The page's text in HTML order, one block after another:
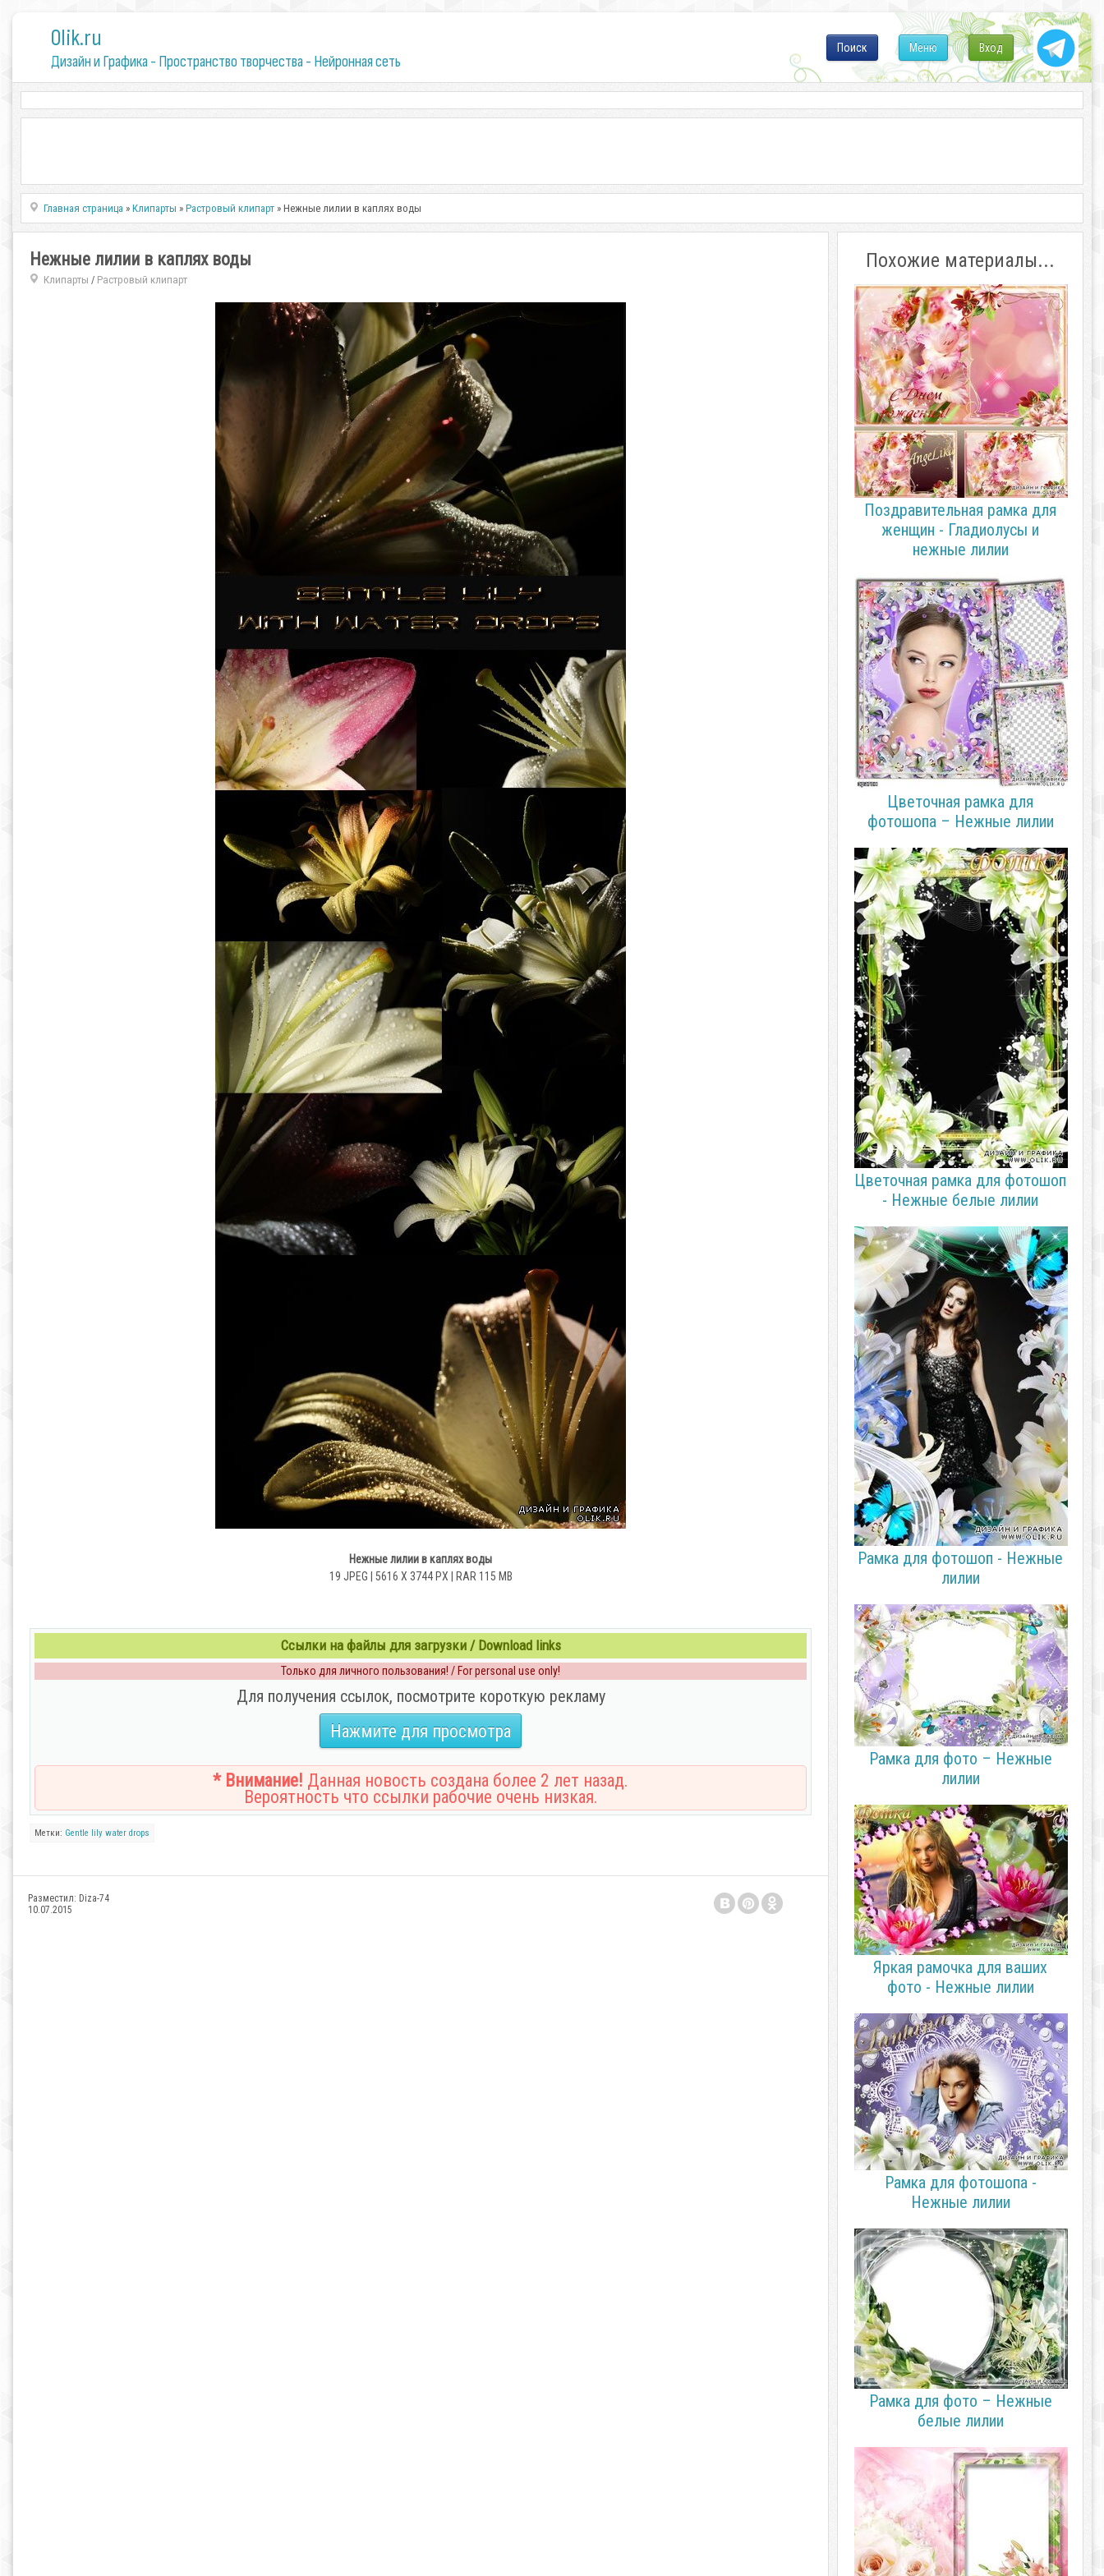
0lik.ru
Дизайн и Графика - Пространство творчества - Нейронная сеть
Вход
Меню
Поиск
Главная страница »Клипарты »Растровый клипарт » Нежные лилии в каплях воды
Нежные лилии в каплях воды
Клипарты / Растровый клипарт
Нежные лилии в каплях воды
19 JPEG | 5616 X 3744 PX | RAR 115 MB
Ссылки на файлы для загрузки / Download links
Только для личного пользования! / For personal use only!
Для получения ссылок, посмотрите короткую рекламу
Нажмите для просмотра
* Внимание! Данная новость создана более 2 лет назад.
Вероятность что ссылки рабочие очень низкая.
Метки: Gentle lily water drops
Разместил: Diza-74
10.07.2015
Похожие материалы...
Поздравительная рамка для
женщин - Гладиолусы и
нежные лилии
Цветочная рамка для
фотошопа – Нежные лилии
Цветочная рамка для фотошоп
- Нежные белые лилии
Рамка для фотошоп - Нежные
лилии
Рамка для фото – Нежные
лилии
Яркая рамочка для ваших
фото - Нежные лилии
Рамка для фотошопа -
Нежные лилии
Рамка для фото – Нежные
белые лилии